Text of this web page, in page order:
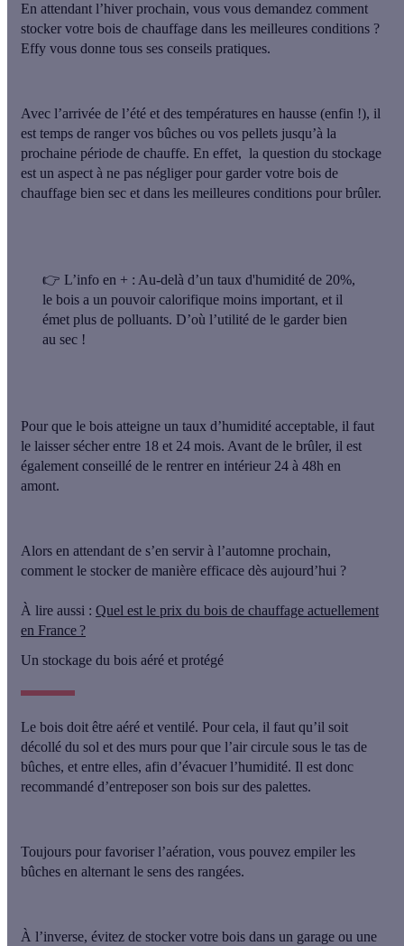
En attendant l’hiver prochain, vous vous demandez comment
stocker votre bois de chauffage dans les meilleures conditions ?
Effy vous donne tous ses conseils pratiques.
Avec l’arrivée de l’été et des températures en hausse (enfin !), il
est temps de ranger vos bûches ou vos pellets jusqu’à la
prochaine période de chauffe. En effet, la question du stockage
est un aspect à ne pas négliger pour garder votre bois de
chauffage bien sec et dans les meilleures conditions pour brûler.
👉 L’info en + : Au-delà d’un taux d'humidité de 20%,
le bois a un pouvoir calorifique moins important, et il
émet plus de polluants. D’où l’utilité de le garder bien
au sec !
Pour que le bois atteigne un taux d’humidité acceptable, il faut
le laisser sécher entre 18 et 24 mois. Avant de le brûler, il est
également conseillé de le rentrer en intérieur 24 à 48h en
amont.
Alors en attendant de s’en servir à l’automne prochain,
comment le stocker de manière efficace dès aujourd’hui ?
À lire aussi : Quel est le prix du bois de chauffage actuellement
en France ?
Un stockage du bois aéré et protégé
Le bois doit être aéré et ventilé. Pour cela, il faut qu’il soit
décollé du sol et des murs pour que l’air circule sous le tas de
bûches, et entre elles, afin d’évacuer l’humidité. Il est donc
recommandé d’entreposer son bois sur des palettes.
Toujours pour favoriser l’aération, vous pouvez empiler les
bûches en alternant le sens des rangées.
À l’inverse, évitez de stocker votre bois dans un garage ou une